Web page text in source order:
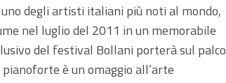
degli artisti italiani più noti al mondo,
nel luglio del 2011 in un memorabile
del festival Bollani porterà sul palco
è un omaggio all’arte